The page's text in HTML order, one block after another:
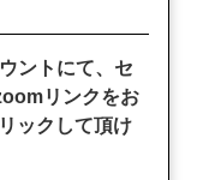
ントにて、セ
リンクをお
ックして頂け